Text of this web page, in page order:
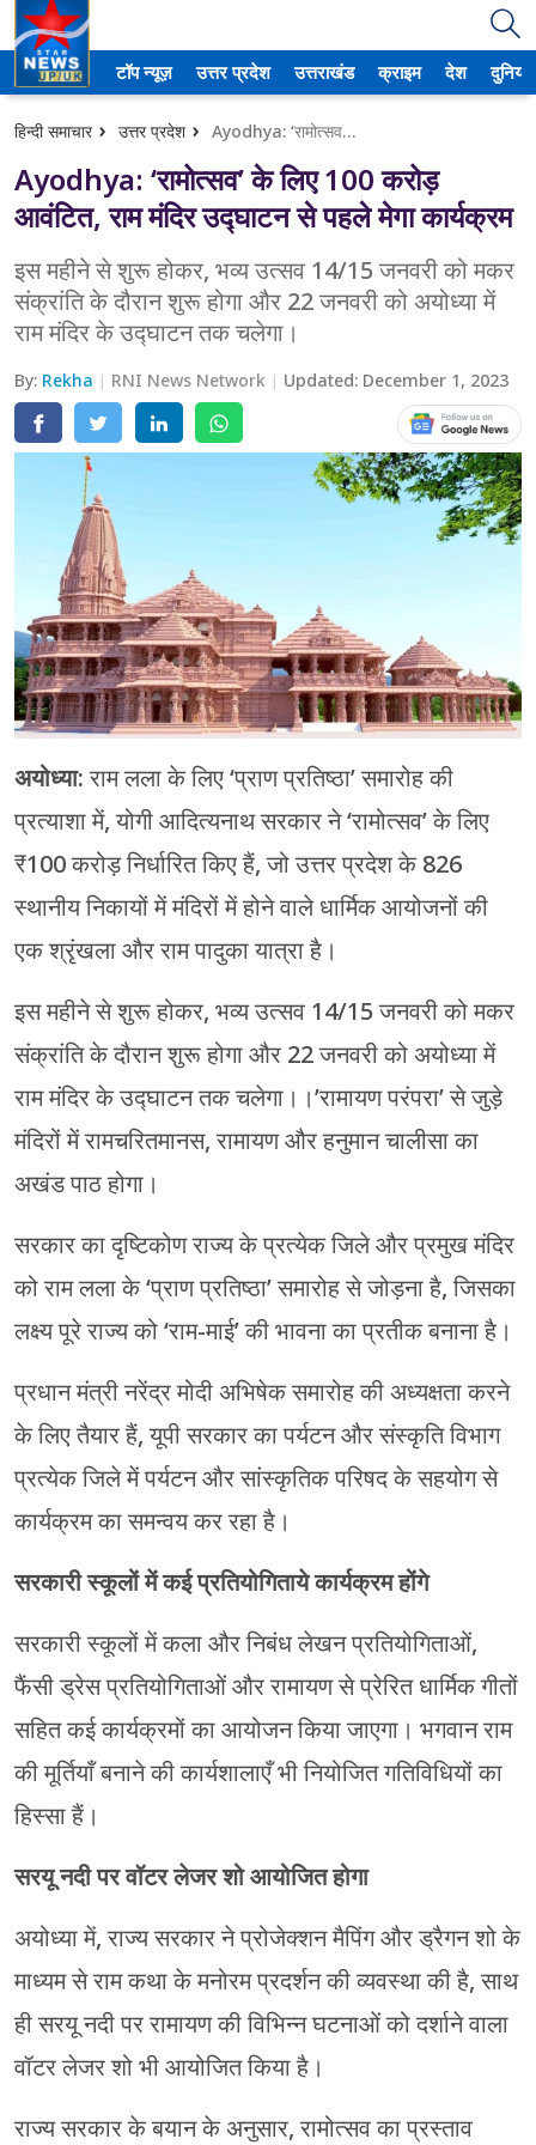
टॉप न्यूज़ उत्तर प्रदेश उत्तराखंड क्राइम देश दुनिया
हिन्दी समाचार उत्तर प्रदेश Ayodhya: ‘रामोत्सव’ के लिए 100 करोड़ आवंटित, राम मंदिर उद्घाटन से पहले मेगा कार्यक्रम
Ayodhya: ‘रामोत्सव’ के लिए 100 करोड़
आवंटित, राम मंदिर उद्घाटन से पहले मेगा कार्यक्रम
इस महीने से शुरू होकर, भव्य उत्सव 14/15 जनवरी को मकर
संक्रांति के दौरान शुरू होगा और 22 जनवरी को अयोध्या में
राम मंदिर के उद्घाटन तक चलेगा।
By: Rekha RNI News Network Updated: December 1, 2023
अयोध्या:राम लला के लिए ‘प्राण प्रतिष्ठा’ समारोह की
प्रत्याशा में, योगी आदित्यनाथ सरकार ने ‘रामोत्सव’ के लिए
₹100 करोड़ निर्धारित किए हैं, जो उत्तर प्रदेश के 826
स्थानीय निकायों में मंदिरों में होने वाले धार्मिक आयोजनों की
एक श्रृंखला और राम पादुका यात्रा है।
इस महीने से शुरू होकर, भव्य उत्सव 14/15 जनवरी को मकर
संक्रांति के दौरान शुरू होगा और 22 जनवरी को अयोध्या में
राम मंदिर के उद्घाटन तक चलेगा।।’रामायण परंपरा’ से जुड़े
मंदिरों में रामचरितमानस, रामायण और हनुमान चालीसा का
अखंड पाठ होगा।
सरकार का दृष्टिकोण राज्य के प्रत्येक जिले और प्रमुख मंदिर
को राम लला के ‘प्राण प्रतिष्ठा’ समारोह से जोड़ना है, जिसका
लक्ष्य पूरे राज्य को ‘राम-माई’ की भावना का प्रतीक बनाना है।
प्रधान मंत्री नरेंद्र मोदी अभिषेक समारोह की अध्यक्षता करने
के लिए तैयार हैं, यूपी सरकार का पर्यटन और संस्कृति विभाग
प्रत्येक जिले में पर्यटन और सांस्कृतिक परिषद के सहयोग से
कार्यक्रम का समन्वय कर रहा है।
सरकारी स्कूलों में कई प्रतियोगिताये कार्यक्रम होंगे
सरकारी स्कूलों में कला और निबंध लेखन प्रतियोगिताओं,
फैंसी ड्रेस प्रतियोगिताओं और रामायण से प्रेरित धार्मिक गीतों
सहित कई कार्यक्रमों का आयोजन किया जाएगा। भगवान राम
की मूर्तियाँ बनाने की कार्यशालाएँ भी नियोजित गतिविधियों का
हिस्सा हैं।
सरयू नदी पर वॉटर लेजर शो आयोजित होगा
अयोध्या में, राज्य सरकार ने प्रोजेक्शन मैपिंग और ड्रैगन शो के
माध्यम से राम कथा के मनोरम प्रदर्शन की व्यवस्था की है, साथ
ही सरयू नदी पर रामायण की विभिन्न घटनाओं को दर्शाने वाला
वॉटर लेजर शो भी आयोजित किया है।
राज्य सरकार के बयान के अनुसार, रामोत्सव का प्रस्ताव
उत्तर प्रदेश
आगरा
कानपुर
प्रयागराज
मेरठ
लखनऊ
उत्तराखंड
अल्मोड़ा
चंपावत
चमोली
देहरादून
नैनीताल
बागेश्वर